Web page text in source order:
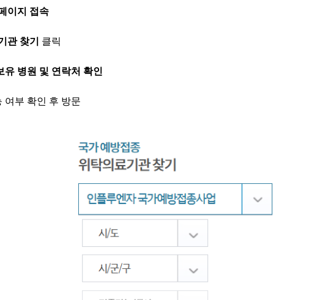
이지 접속
관 찾기 클릭
유 병원 및 연락처 확인
여부 확인 후 방문